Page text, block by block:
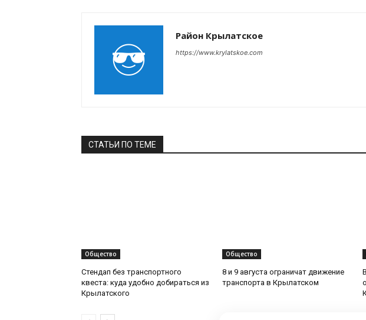
Район Крылатское
https://www.krylatskoe.com
СТАТЬИ ПО ТЕМЕ
Общество
Стендап без транспортного
квеста: куда удобно добираться из
Крылатского
Общество
8 и 9 августа ограничат движение
транспорта в Крылатском